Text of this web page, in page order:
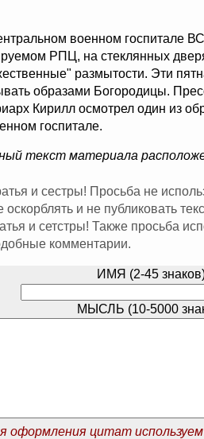
военном госпитале
РПЦ, на стеклянных
размытости. Эти
образами Богородицы.
Кирилл осмотрел один из
госпитале.
текст материала
и сестры! Просьба не
оскорблять и не публиковать
и сетстры! Также просьба
комментарии.
ИМЯ (2-45
МЫСЛЬ (10-5000
оформления цитат используем